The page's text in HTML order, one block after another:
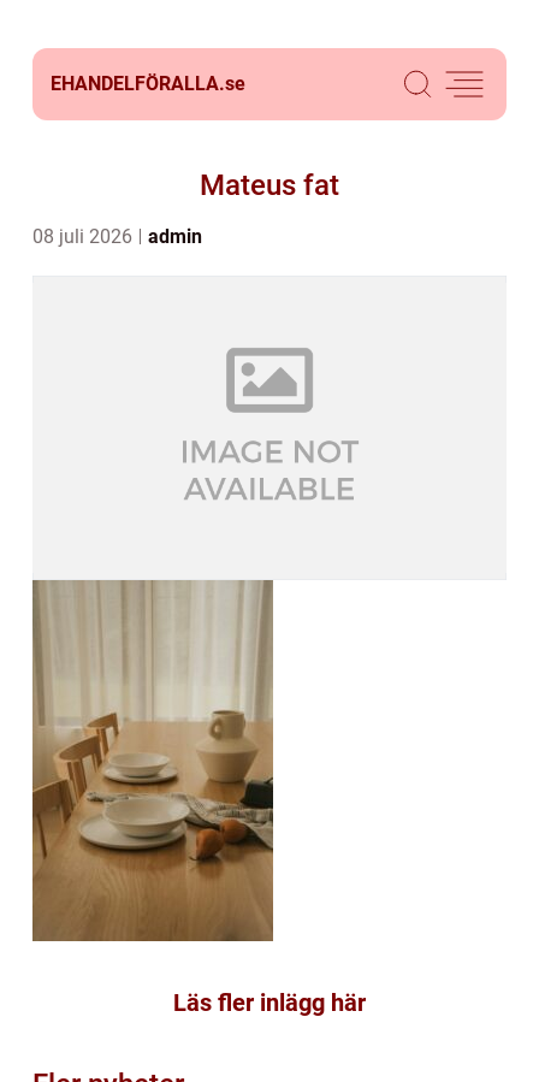
EHANDELFÖRALLA.se
Mateus fat
08 juli 2026 admin
Läs fler inlägg här